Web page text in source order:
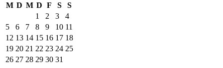
M D M D F S
S
1
2 3
4
5
6 7 8 9 10 11
12 13 14 15 16 17 18
19 20 21 22 23 24 25
26 27 28 29 30 31